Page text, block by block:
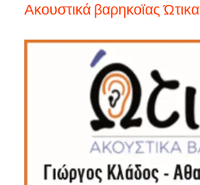
Ακουστικά βαρηκοϊας Ώτικα